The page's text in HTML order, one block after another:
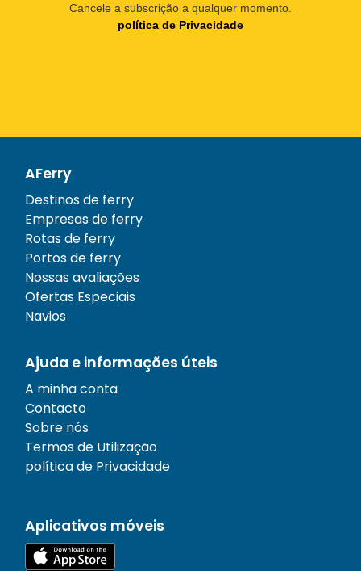
Cancele a subscrição a qualquer momento.
política de Privacidade
AFerry
Destinos de ferry
Empresas de ferry
Rotas de ferry
Portos de ferry
Nossas avaliações
Ofertas Especiais
Navios
Ajuda e informações úteis
A minha conta
Contacto
Sobre nós
Termos de Utilização
política de Privacidade
Aplicativos móveis